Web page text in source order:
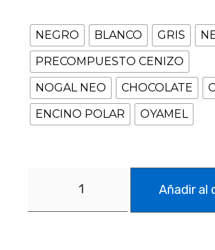
NEGRO BLANCO GRIS
PRECOMPUESTO CENIZO
NOGAL NEO
CHOCOLATE
ENCINO POLAR
OYAMEL
Añadir al